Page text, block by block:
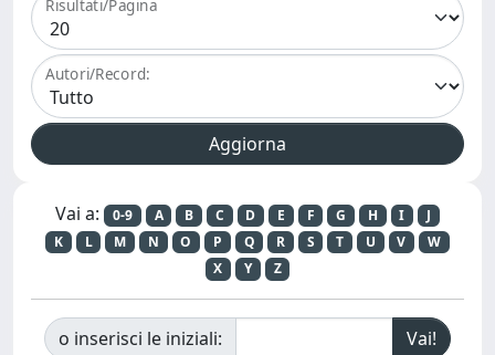
Risultati/Pagina
Autori/Record:
Vai a: 0-9 A B C D E F G H I
J
K
L M N O P Q R S T U V
W
X
Y Z
o inserisci le iniziali: